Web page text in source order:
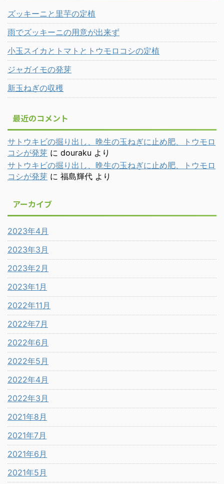
ズッキーニと里芋の定植
雨でズッキーニの用意が出来ず
小玉スイカとトマトとトウモロコシの定植
ジャガイモの発芽
新玉ねぎの収穫
最近のコメント
サトウキビの掘り出し、晩生の玉ねぎに止め肥、トウモロ
コシが発芽 に douraku より
サトウキビの掘り出し、晩生の玉ねぎに止め肥、トウモロ
コシが発芽 に 福島輝代 より
アーカイブ
2023年4月
2023年3月
2023年2月
2023年1月
2022年11月
2022年7月
2022年6月
2022年5月
2022年4月
2022年3月
2021年8月
2021年7月
2021年6月
2021年5月